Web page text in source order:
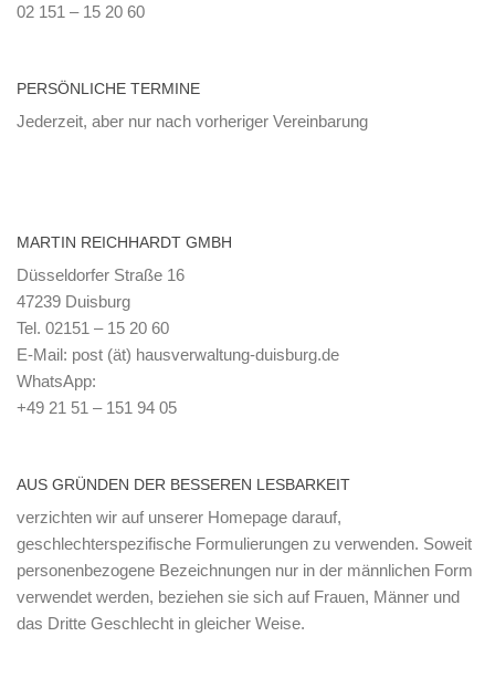
02 151 – 15 20 60
PERSÖNLICHE TERMINE
Jederzeit, aber nur nach vorheriger Vereinbarung
MARTIN REICHHARDT GMBH
Düsseldorfer Straße 16
47239 Duisburg
Tel. 02151 – 15 20 60
E-Mail: post (ät) hausverwaltung-duisburg.de
WhatsApp:
+49 21 51 – 151 94 05
AUS GRÜNDEN DER BESSEREN LESBARKEIT
verzichten wir auf unserer Homepage darauf,
geschlechterspezifische Formulierungen zu verwenden. Soweit
personenbezogene Bezeichnungen nur in der männlichen Form
verwendet werden, beziehen sie sich auf Frauen, Männer und
das Dritte Geschlecht in gleicher Weise.